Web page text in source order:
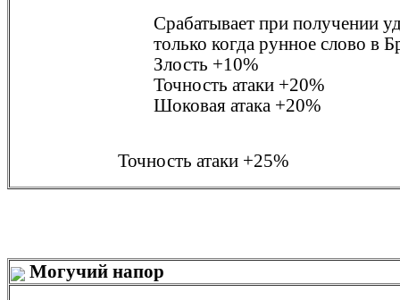
Срабатывает при получении
только когда рунное слово в
Злость +10%
Точность атаки +20%
Шоковая атака +20%
Точность атаки +25%
Могучий напор